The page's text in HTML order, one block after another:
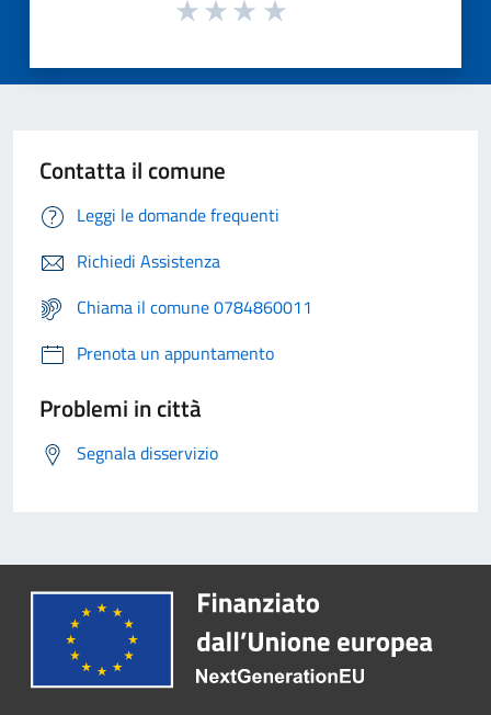
Contatta il comune
Leggi le domande frequenti
Richiedi Assistenza
Chiama il comune 0784860011
Prenota un appuntamento
Problemi in città
Segnala disservizio